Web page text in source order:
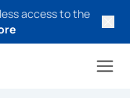
access to the